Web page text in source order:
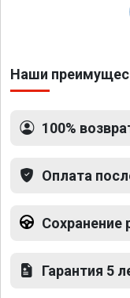
Наши
100%
Оплата
Сохранение
Гарантия 5